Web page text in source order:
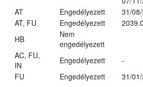
AT Engedélyezett
31/
AT, FU Engedélyezett
HB
Nem
engedélyezett
AC, FU,
IN
Engedélyezett
-
FU Engedélyezett
31/